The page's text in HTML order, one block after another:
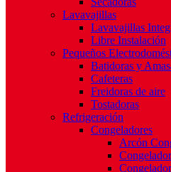
Lavavajillas
Lavavajillas
Libre Instalación
Pequeños
Batidoras y
Cafeteras
Freidoras de aire
Tostadoras
Refrigeración
Congeladores
Arcón